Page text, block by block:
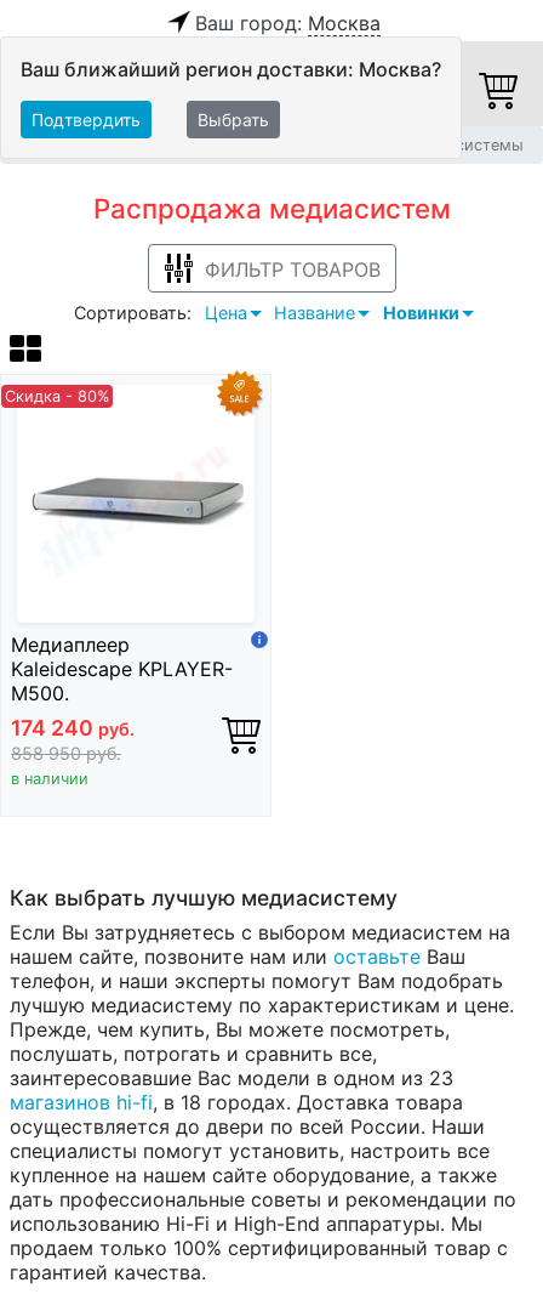
Ваш город: Москва
Ваш ближайший регион доставки: Москва?
Подтвердить Выбрать
Медиасистемы
Распродажа медиасистем
ФИЛЬТР ТОВАРОВ
Сортировать: Цена Название Новинки
Скидка - 80%
Медиаплеер
Kaleidescape KPLAYER-
M500.
174 240 руб.
858 950руб.
в наличии
Как выбрать лучшую медиасистему
Если Вы затрудняетесь с выбором медиасистем на
нашем сайте, позвоните нам или оставьте Ваш
телефон, и наши эксперты помогут Вам подобрать
лучшую медиасистему по характеристикам и цене.
Прежде, чем купить, Вы можете посмотреть,
послушать, потрогать и сравнить все,
заинтересовавшие Вас модели в одном из 23
магазинов hi-fi, в 18 городах. Доставка товара
осуществляется до двери по всей России. Наши
специалисты помогут установить, настроить все
купленное на нашем сайте оборудование, а также
дать профессиональные советы и рекомендации по
использованию Hi-Fi и High-End аппаратуры. Мы
продаем только 100% сертифицированный товар с
гарантией качества.